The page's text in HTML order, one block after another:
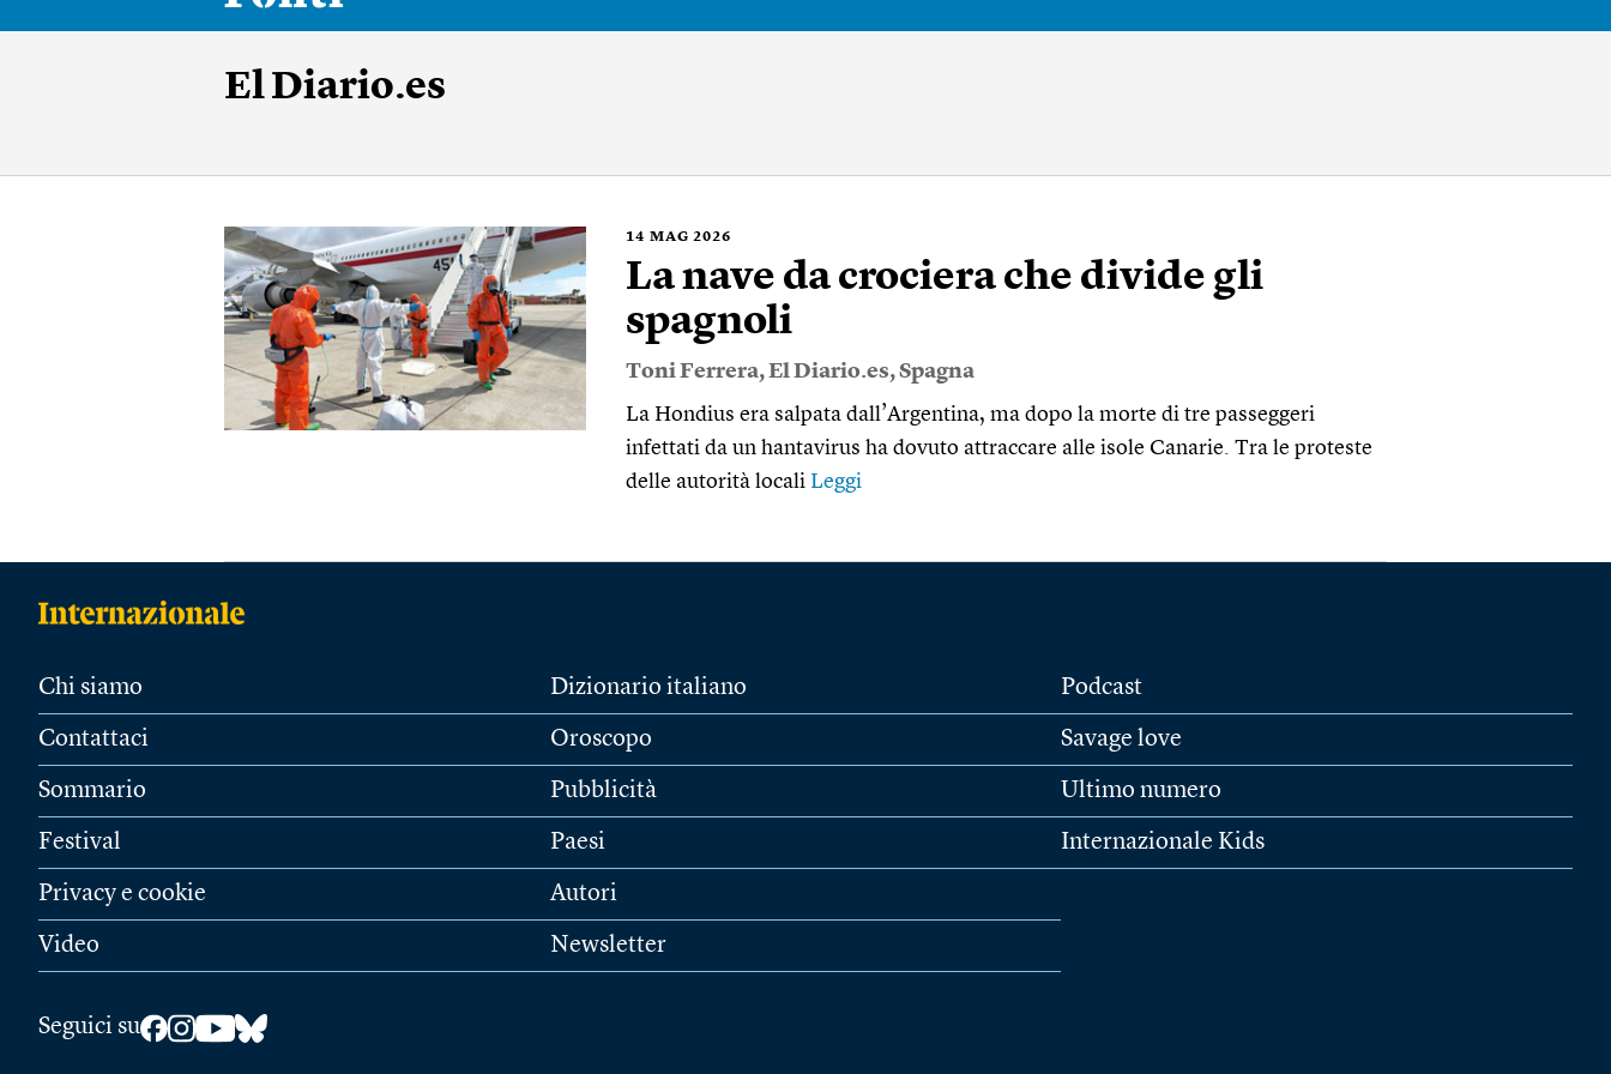
El Diario.es
14 MAG 2026
La nave da crociera che divide gli
spagnoli
Toni Ferrera,El Diario.es,Spagna
La Hondius era salpata dall’Argentina, ma dopo la morte di tre passeggeri
infettati da un hantavirus ha dovuto attraccare alle isole Canarie. Tra le proteste
delle autorità locali Leggi
Chi siamo
Contattaci
Sommario
Festival
Privacy e cookie
Video
Dizionario italiano
Oroscopo
Pubblicità
Paesi
Autori
Newsletter
Podcast
Savage love
Ultimo numero
Internazionale Kids
Seguici su